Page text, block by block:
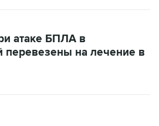
атаке БПЛА в
перевезены на лечение в